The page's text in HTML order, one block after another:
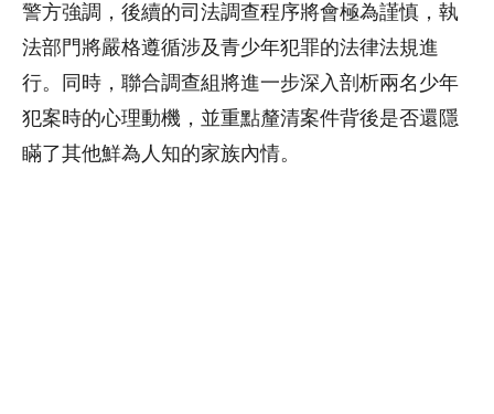
警方強調，後續的司法調查程序將會極為謹慎，執
法部門將嚴格遵循涉及青少年犯罪的法律法規進
行。同時，聯合調查組將進一步深入剖析兩名少年
犯案時的心理動機，並重點釐清案件背後是否還隱
瞞了其他鮮為人知的家族內情。